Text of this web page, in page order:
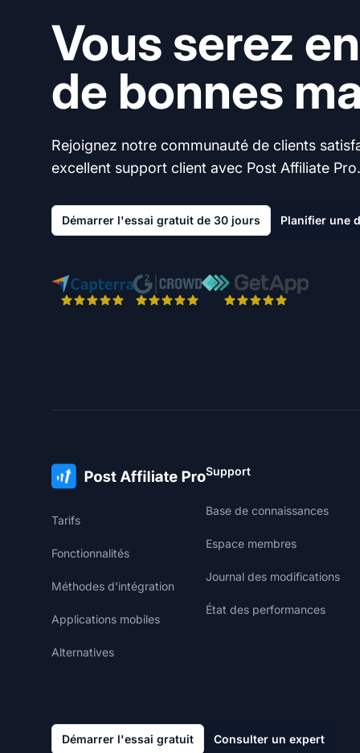
Vous serez
de bonnes
Rejoignez notre communauté de clients
excellent support client avec Post Affiliate Pro.
Démarrer l'essai gratuit de 30 jours Planifier une
Tarifs
Fonctionnalités
Méthodes d'intégration
Applications mobiles
Alternatives
Support
Base de connaissances
Espace membres
Journal des modifications
État des performances
Démarrer l'essai gratuit Consulter un expert